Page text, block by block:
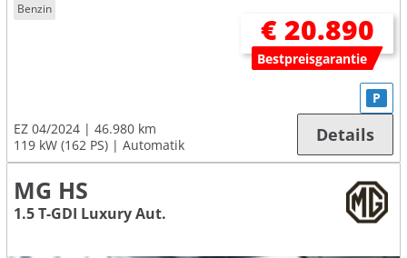
Benzin
€ 20.890
Bestpreisgarantie
EZ 04/2024
46.980 km
119 kW (162 PS)
Automatik
P
Details
MG HS
1.5 T-GDI Luxury Aut.